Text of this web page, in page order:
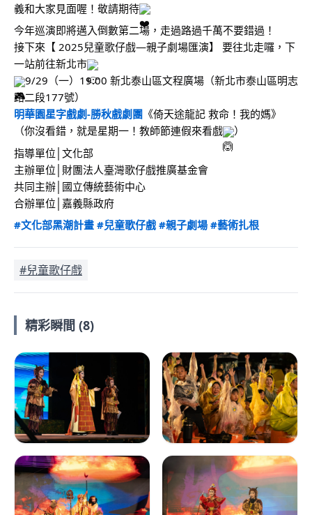
義和大家見面喔！敬請期待
今年巡演即將邁入倒數第二場，走過路過千萬不要錯過！
接下來【 2025兒童歌仔戲—親子劇場匯演】 要往北走囉，下
一站前往新北市
9/29（一）19:00 新北泰山區文程廣場（新北市泰山區明志
路二段177號）
明華園星字戲劇-勝秋戲劇團 《倚天途龍記 救命！我的媽》
（你沒看錯，就是星期一！教師節連假來看戲
）
指導單位│文化部
主辦單位│財團法人臺灣歌仔戲推廣基金會
共同主辦│國立傳統藝術中心
合辦單位│嘉義縣政府
#文化部黑潮計畫 #兒童歌仔戲 #親子劇場 #藝術扎根
#兒童歌仔戲
精彩瞬間 (8)